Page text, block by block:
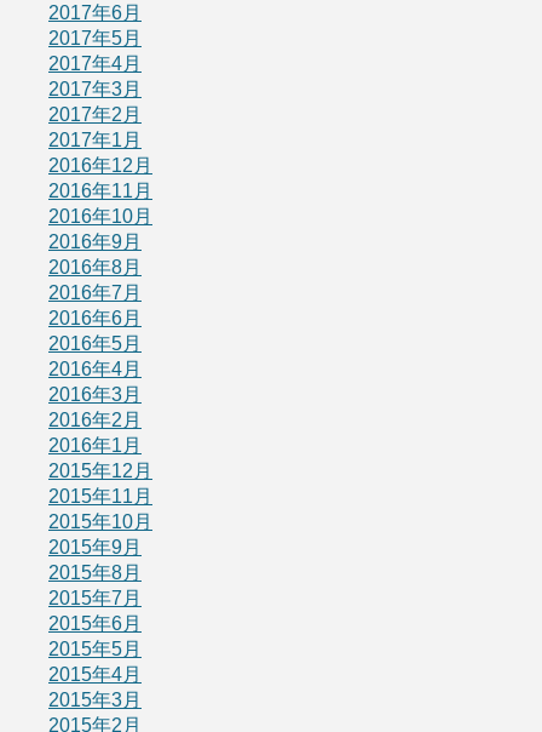
2017年6月
2017年5月
2017年4月
2017年3月
2017年2月
2017年1月
2016年12月
2016年11月
2016年10月
2016年9月
2016年8月
2016年7月
2016年6月
2016年5月
2016年4月
2016年3月
2016年2月
2016年1月
2015年12月
2015年11月
2015年10月
2015年9月
2015年8月
2015年7月
2015年6月
2015年5月
2015年4月
2015年3月
2015年2月